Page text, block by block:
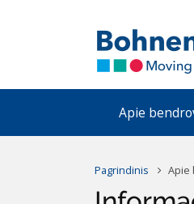
Apie
Pagrindinis Apie